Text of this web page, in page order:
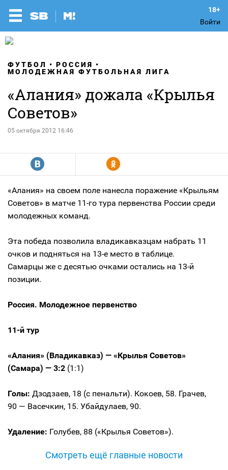
Войти
ФУТБОЛ
РОССИЯ
МОЛОДЕЖНАЯ ФУТБОЛЬНАЯ ЛИГА
«Алания» дожала «Крылья
Советов»
05 октября 2012 16:46
R Y
«Алания» на своем поле нанесла поражение «Крыльям
Советов» в матче 11-го тура первенства России среди
молодежных команд.
Эта победа позволила владикавказцам набрать 11
очков и подняться на 13-е место в таблице.
Самарцы же с десятью очками остались на 13-й
позиции.
Россия. Молодежное первенство
11-й тур
«Алания» (Владикавказ) — «Крылья Советов»
(Самара) — 3:2 (1:1)
Голы: Дзодзаев, 18 (с пенальти). Кокоев, 58. Грачев,
90 — Васечкин, 15. Убайдулаев, 90.
Удаление: Голубев, 88 («Крылья Советов»).
Смотреть ещё главные новости